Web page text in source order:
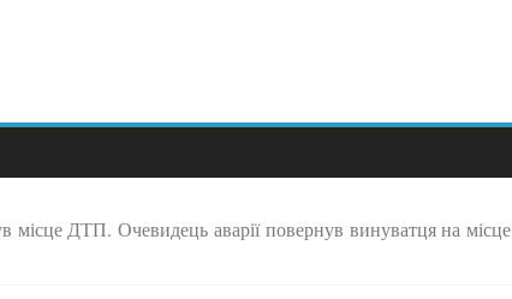
місце ДТП. Очевидець аварії повернув винуватця на місце